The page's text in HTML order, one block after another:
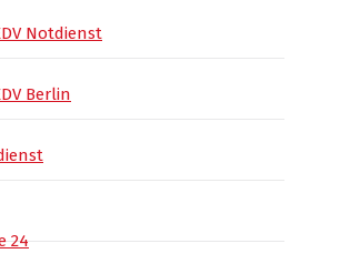
Notdienst
Berlin
24